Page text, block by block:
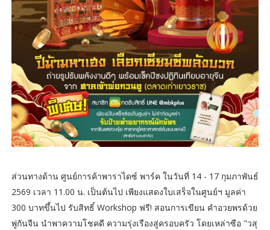
ส่วนทางด้าน ศูนย์การค้าพาราไดซ์ พาร์ค ในวันที่ 14 - 17 กุมภาพันธ์
2569 เวลา 11.00 น. เป็นต้นไป เพียงแสดงใบเสร็จในศูนย์ฯ มูลค่า
300 บาทขึ้นไป รับสิทธิ์ Workshop ฟรี! สอนการเขียน คำอวยพรด้วย
พู่กันจีน นำพาความโชคดี ความรุ่งเรืองสู่ครอบครัว โดยเหล่าซือ "วสุ